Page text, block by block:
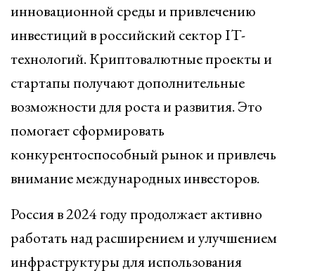
инновационной среды и привлечению
инвестиций в российский сектор IT-
технологий. Криптовалютные проекты и
стартапы получают дополнительные
возможности для роста и развития. Это
помогает сформировать
конкурентоспособный рынок и привлечь
внимание международных инвесторов.
Россия в 2024 году продолжает активно
работать над расширением и улучшением
инфраструктуры для использования